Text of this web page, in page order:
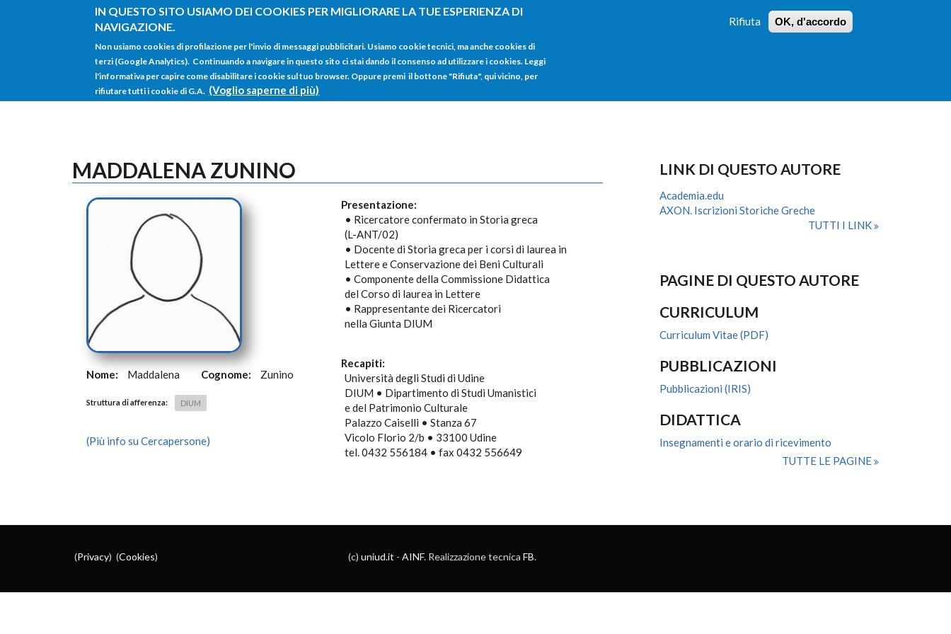
IN QUESTO SITO USIAMO DEI COOKIES PER MIGLIORARE LA TUE ESPERIENZA DI
NAVIGAZIONE.
Non usiamo cookies di profilazione per l'invio di messaggi pubblicitari. Usiamo cookie tecnici, ma anche cookies di
terzi (Google Analytics). Continuando a navigare in questo sito ci stai dando il consenso ad utilizzare i cookies. Leggi
l'informativa per capire come disabilitare i cookie sul tuo browser. Oppure premi il bottone "Rifiuta", qui vicino, per
rifiutare tutti i cookie di G.A. (Voglio saperne di più)
Rifiuta OK, d'accordo
Salta al contenuto principale
RICERCA
HOME
MADDALENA ZUNINO
Nome: Maddalena Cognome: Zunino
Struttura di afferenza: DIUM
(Più info su Cercapersone)
Presentazione:
• Ricercatore confermato in Storia greca
(L-ANT/02)
• Docente di Storia greca per i corsi di laurea in
Lettere e Conservazione dei Beni Culturali
• Componente della Commissione Didattica
del Corso di laurea in Lettere
• Rappresentante dei Ricercatori
nella Giunta DIUM
Recapiti:
Università degli Studi di Udine
DIUM • Dipartimento di Studi Umanistici
e del Patrimonio Culturale
Palazzo Caiselli • Stanza 67
Vicolo Florio 2/b • 33100 Udine
tel. 0432 556184 • fax 0432 556649
LINK DI QUESTO AUTORE
Academia.edu
AXON. Iscrizioni Storiche Greche
TUTTI I LINK
PAGINE DI QUESTO AUTORE
CURRICULUM
Curriculum Vitae (PDF)
PUBBLICAZIONI
Pubblicazioni (IRIS)
DIDATTICA
Insegnamenti e orario di ricevimento
TUTTE LE PAGINE
(Privacy) (Cookies) (c) uniud.it - AINF. Realizzazione tecnica FB.